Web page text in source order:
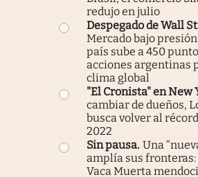
redujo en julio
Despegado de Wall
Mercado bajo
país sube a 450
acciones argentinas
clima global
"El Cronista" en New
cambiar de dueños,
busca volver al
2022
Sin pausa. Una
amplía sus fronteras:
Vaca Muerta